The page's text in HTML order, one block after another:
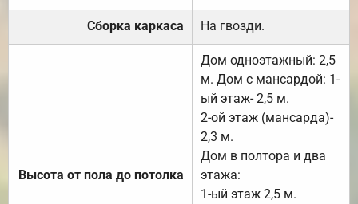
Сборка каркаса На гвозди.
Высота от пола до потолка
Дом одноэтажный: 2,5
м. Дом с мансардой: 1-
ый этаж- 2,5 м.
2-ой этаж (мансарда)-
2,3 м.
Дом в полтора и два
этажа:
1-ый этаж 2,5 м.